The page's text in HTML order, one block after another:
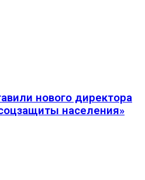
нового директора
населения»